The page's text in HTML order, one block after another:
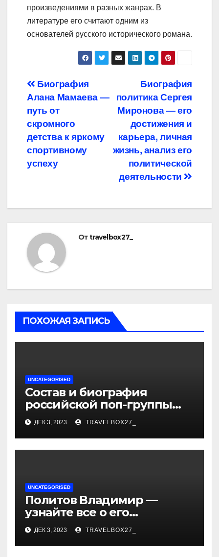
произведениями в разных жанрах. В
литературе его считают одним из
основателей русского исторического романа.
Навигация
по
записям
Биография
политика Сергея
Миронова — его
достижения и
карьера, личная
жизнь, анализ его
политической
деятельности
Биография
Алана Мамаева —
путь от
скромного
детства к яркому
спортивному
успеху
Отtravelbox27_
ПОХОЖАЯ ЗАПИСЬ
UNCATEGORISED
Состав и биография
российской поп-группы
«Иванушки интернешнл»
— история успеха, музыка
и судьбы участников
ДЕК 3, 2023 TRAVELBOX27_
UNCATEGORISED
Политов Владимир —
узнайте все о его
биографии, возрасте и
впечатляющих
достижениях!
ДЕК 3, 2023 TRAVELBOX27_